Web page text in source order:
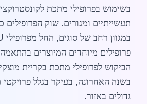
בשימוש בפרופילי מתכת
תעשייתיים ומגורים. שוק הפרופילים
פרופילים מיוחדים המיוצרים
בשנה האחרונה, בעיקר בגלל
גדולים באזור.